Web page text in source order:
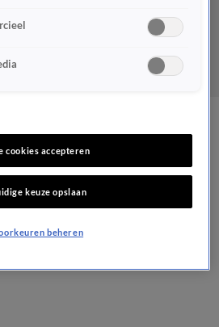
Markuszower
neemt van
cookies accepteren
keuze opslaan
beheren